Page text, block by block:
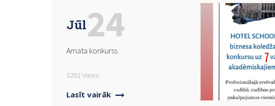
Jūl
Amata konkurss
3292 Views
Lasīt vairāk
24